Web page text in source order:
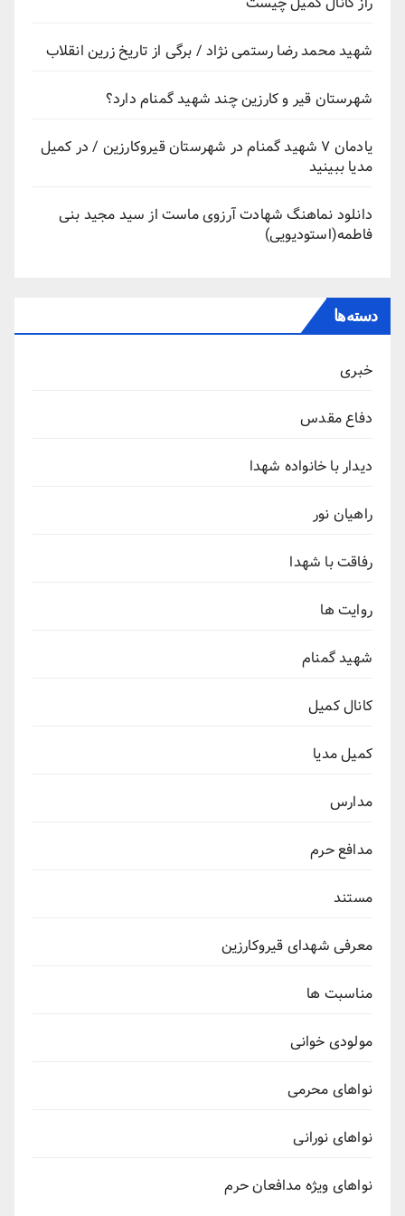
شهید محمد رضا رستمی نژاد / برگی از تاریخ زرین انقلاب
شهرستان قیر و کارزین چند شهید گمنام دارد؟
یادمان ۷ شهید گمنام در شهرستان قیروکارزین / در کمیل
مدیا ببینید
دانلود نماهنگ شهادت آرزوی ماست از سید مجید بنی
فاطمه(استودیویی)
دسته‌ها
خبری
دفاع مقدس
دیدار با خانواده شهدا
راهیان نور
رفاقت با شهدا
روایت ها
شهید گمنام
کانال کمیل
کمیل مدیا
مدارس
مدافع حرم
مستند
معرفی شهدای قیروکارزین
مناسبت ها
مولودی خوانی
نواهای محرمی
نواهای نورانی
نواهای ویژه مدافعان حرم